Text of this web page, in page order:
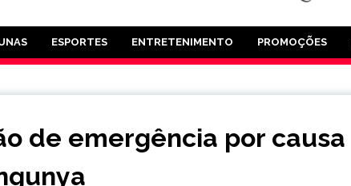
ESPORTES ENTRETENIMENTO PROMOÇÕES
de emergência por causa